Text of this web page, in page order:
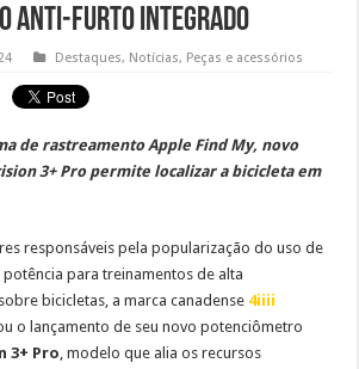
anti-furto integrado
Destaques, Notícias, Peças e acessórios
de rastreamento Apple Find My, novo
3+ Pro permite localizar a bicicleta em
responsáveis pela popularização do uso de
para treinamentos de alta
bicicletas, a marca canadense 4iiii
o lançamento de seu novo potenciômetro
3+ Pro, modelo que alia os recursos